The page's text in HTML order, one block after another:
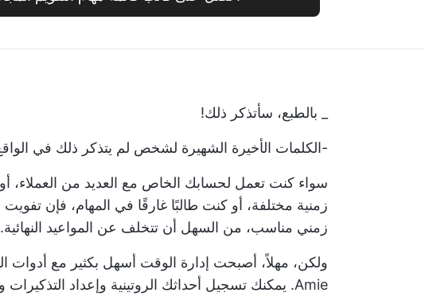
_ بالطبع، سأتذكر ذلك!
-الكلمات الأخيرة الشهيرة لشخص لم يتذكر ذلك في
سواء كنت تعمل لحسابك الخاص مع العديد من
زمنية مختلفة، أو كنت طالبًا غارقًا في المهام، فإن
زمني مناسب، من السهل أن تتخلف عن المواعيد النهائية.
ولكن، مهلاً، أصبحت إدارة الوقت أسهل بكثير مع أدوات
Amie. يمكنك تسجيل أحداثك الروتينية وإعداد التذكيرات وعدم تفويت أي التزام مرة أخرى.